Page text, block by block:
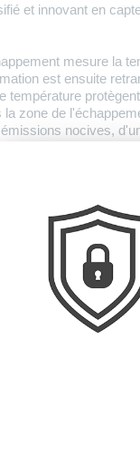
et innovant en
mesure la
est ensuite
température
zone de
nocives,
moindre